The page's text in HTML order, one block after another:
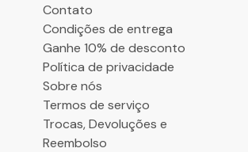
Contato
Condições de entrega
Ganhe 10% de desconto
Política de privacidade
Sobre nós
Termos de serviço
Trocas, Devoluções e
Reembolso